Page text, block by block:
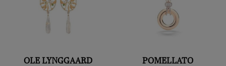
OLE LYNGGAARD
POMELLATO